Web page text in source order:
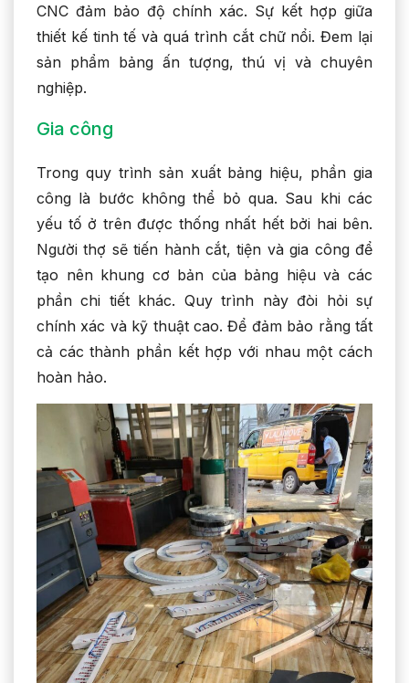
CNC đảm bảo độ chính xác. Sự kết hợp giữa
thiết kế tinh tế và quá trình cắt chữ nổi. Đem lại
sản phẩm bảng ấn tượng, thú vị và chuyên
nghiệp.
Gia công
Trong quy trình sản xuất bảng hiệu, phần gia
công là bước không thể bỏ qua. Sau khi các
yếu tố ở trên được thống nhất hết bởi hai bên.
Người thợ sẽ tiến hành cắt, tiện và gia công để
tạo nên khung cơ bản của bảng hiệu và các
phần chi tiết khác. Quy trình này đòi hỏi sự
chính xác và kỹ thuật cao. Để đảm bảo rằng tất
cả các thành phần kết hợp với nhau một cách
hoàn hảo.